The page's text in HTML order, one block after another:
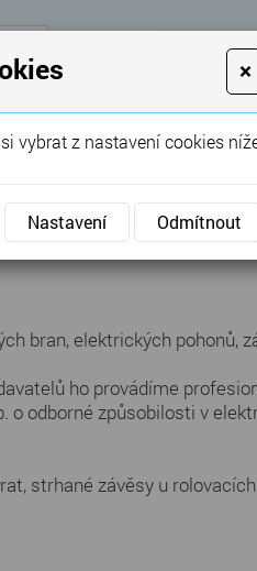
ploty ...
bran, elektrických pohonů,
ho provádíme
odborné způsobilosti v
strhané závěsy u
×
vybrat z nastavení cookies
Nastavení Odmítnout